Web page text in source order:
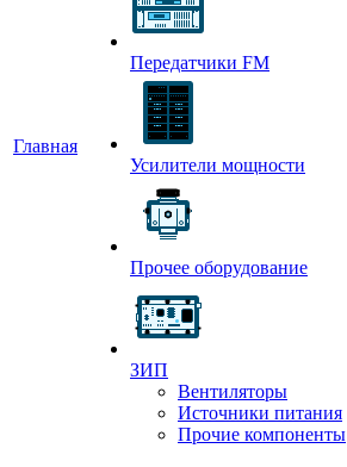
Главная
Передатчики FM
Усилители мощности
Прочее оборудование
ЗИП
Вентиляторы
Источники питания
Прочие компоненты